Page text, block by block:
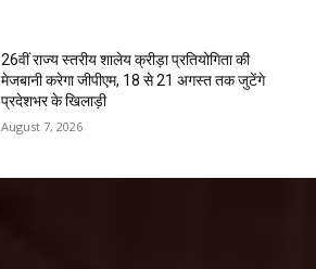
26वीं राज्य स्तरीय शालेय क्रीड़ा प्रतियोगिता की
मेजबानी करेगा जीपीएम, 18 से 21 अगस्त तक जुटेंगे
प्रदेशभर के खिलाड़ी
August 7, 2026